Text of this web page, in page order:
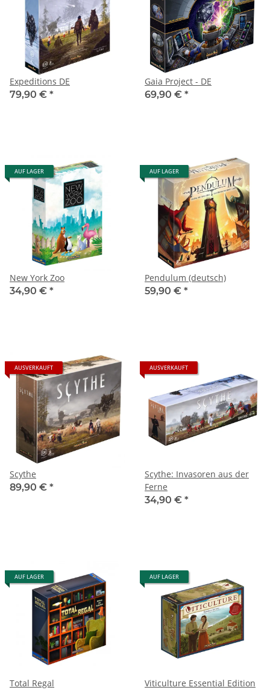
Expeditions DE
79,90 € *
Gaia Project - DE
69,90 € *
AUF LAGER
New York Zoo
34,90 € *
AUF LAGER
Pendulum (deutsch)
59,90 € *
AUSVERKAUFT
Scythe
89,90 € *
AUSVERKAUFT
Scythe: Invasoren aus der
Ferne
34,90 € *
AUF LAGER
Total Regal
AUF LAGER
Viticulture Essential Edition